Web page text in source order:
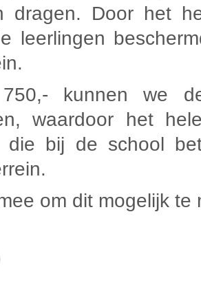
dragen. Door het
leerlingen
kunnen we
waardoor het
die bij de school
om dit mogelijk te